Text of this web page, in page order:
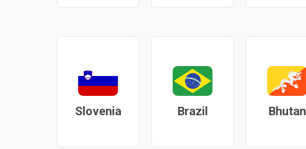
Slovenia Brazil Bhutan